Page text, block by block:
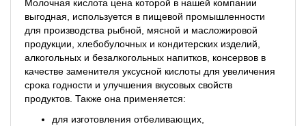
Молочная кислота цена которой в нашей компании
выгодная, используется в пищевой промышленности
для производства рыбной, мясной и масложировой
продукции, хлебобулочных и кондитерских изделий,
алкогольных и безалкогольных напитков, консервов в
качестве заменителя уксусной кислоты для увеличения
срока годности и улучшения вкусовых свойств
продуктов. Также она применяется:
для изготовления отбеливающих,